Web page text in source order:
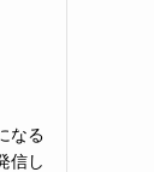
なる
信し